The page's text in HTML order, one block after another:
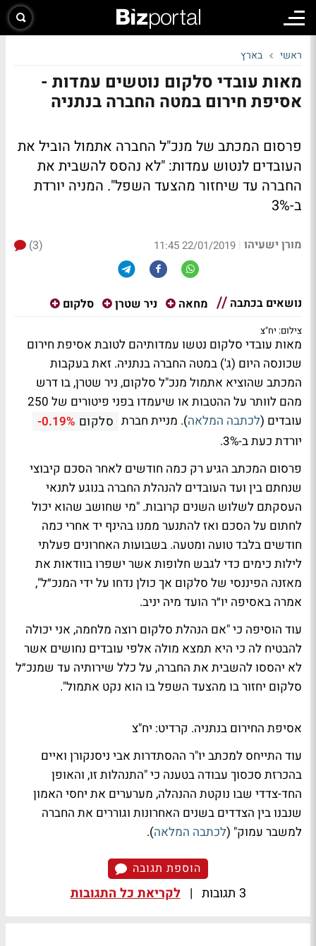
ראשי בארץ
מאות עובדי סלקום נוטשים עמדות -
אסיפת חירום במטה החברה בנתניה
פרסום המכתב של מנכ"ל החברה אתמול הוביל את
העובדים לנטוש עמדות: "לא נהסס להשבית את
החברה עד שיחזור מהצעד השפל". המניה יורדת
ב-3%
מורן ישעיהו |
22/01/2019 11:45
(3)
נושאים בכתבה מחאה ניר שטרן סלקום
צילום: יח"צ
מאות עובדי סלקום נטשו עמדותיהם לטובת אסיפת חירום
שכונסה היום (ג') במטה החברה בנתניה. זאת בעקבות
המכתב שהוציא אתמול מנכ"ל סלקום, ניר שטרן, בו דרש
מהם לוותר על ההטבות או שיעמדו בפני פיטורים של 250
עובדים (לכתבה המלאה). מניית חברת סלקום -0.19%
יורדת כעת ב-3%.
פרסום המכתב הגיע רק כמה חודשים לאחר הסכם קיבוצי
שנחתם בין ועד העובדים להנהלת החברה בנוגע לתנאי
העסקתם לשלוש השנים קרובות. "מי שחושב שהוא יכול
לחתום על הסכם ואז להתנער ממנו בהינף יד אחרי כמה
חודשים בלבד טועה ומטעה. בשבועות האחרונים פעלתי
לילות כימים כדי לגבש חלופות אשר ישפרו בוודאות את
מאזנה הפיננסי של סלקום אך כולן נדחו על ידי המנכ״ל",
אמרה באסיפה יו״ר הועד מיה יניב.
עוד הוסיפה כי "אם הנהלת סלקום רוצה מלחמה, אני יכולה
להבטיח לה כי היא תמצא מולה אלפי עובדים נחושים אשר
לא יהססו להשבית את החברה, על כלל שירותיה עד שמנכ״ל
סלקום יחזור בו מהצעד השפל בו הוא נקט אתמול".
אסיפת החירום בנתניה. קרדיט: יח"צ
עוד התייחס למכתב יו"ר ההסתדרות אבי ניסנקורן ואיים
בהכרזת סכסוך עבודה בטענה כי "התנהלות זו, והאופן
החד-צדדי שבו נוקטת ההנהלה, מערערים את יחסי האמון
שנבנו בין הצדדים בשנים האחרונות וגוררים את החברה
למשבר עמוק" (לכתבה המלאה).
הוספת תגובה
3 תגובות | לקריאת כל התגובות